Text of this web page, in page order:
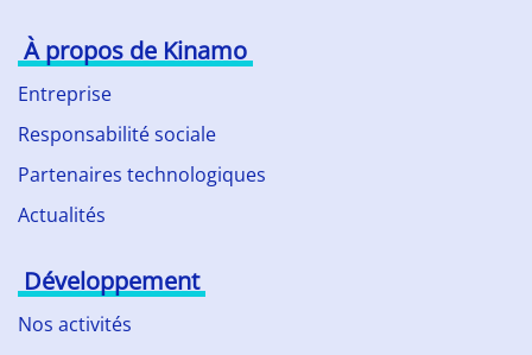
À propos de Kinamo
Entreprise
Responsabilité sociale
Partenaires technologiques
Actualités
Développement
Nos activités